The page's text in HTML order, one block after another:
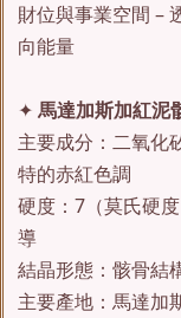
財位與事業空間 –
向能量
✦ 馬達加斯加紅泥
主要成分：二氧化
特的赤紅色調
硬度：7（莫氏硬
導
結晶形態：骸骨結
主要產地：馬達加